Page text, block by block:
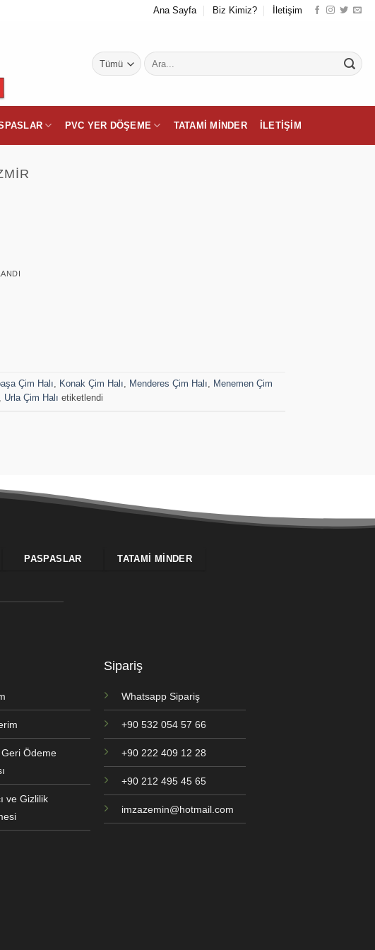
Ana Sayfa Biz Kimiz? İletişim
Ara:
PVC YER DÖŞEME TATAMI MINDER İLETIŞIM
Çim Halı, Konak Çim Halı, Menderes Çim Halı, Menemen Çim
, Urla Çim Halı etiketlendi
PASPASLAR TATAMI MINDER
Ödeme
ve Gizlilik
Sipariş
Whatsapp Sipariş
+90 532 054 57 66
+90 222 409 12 28
+90 212 495 45 65
imzazemin@hotmail.com